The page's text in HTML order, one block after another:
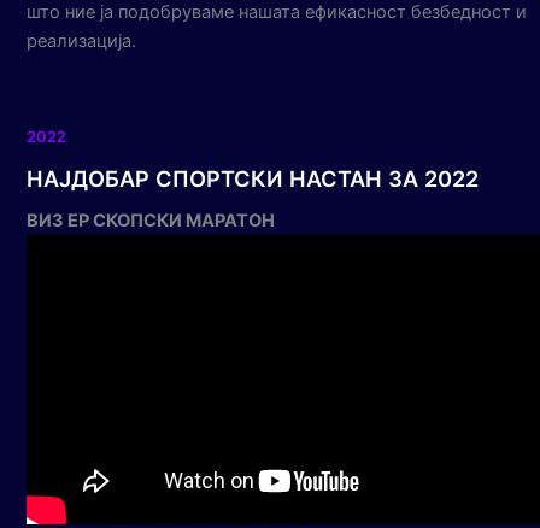
што ние ја подобруваме нашата ефикасност безбедност и
реализација.
2022
НАЈДОБАР СПОРТСКИ НАСТАН ЗА 2022
ВИЗ ЕР СКОПСКИ МАРАТОН